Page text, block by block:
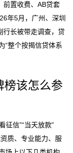
前置收费、AB贷套
年5月，广州、深圳
行长被带走调查，贷
“整个按揭信贷体系
榜该怎么参
信”“当天放款”
质、专业能力、服